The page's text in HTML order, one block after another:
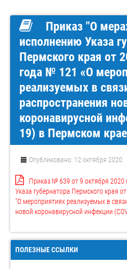
Приказ "О
исполнению Указа
Пермского края от
года № 121 «О
реализуемых в
распространения
коронавирусной
19) в Пермском
Опубликовано: 12 октября 2020
Приказ № 639 от 9 октября 2020
Указа губернатора Пермского края
"О мероприятиях реализуемых в
новой коронавирусной инфекции
ПОЛЕЗНЫЕ ССЫЛКИ